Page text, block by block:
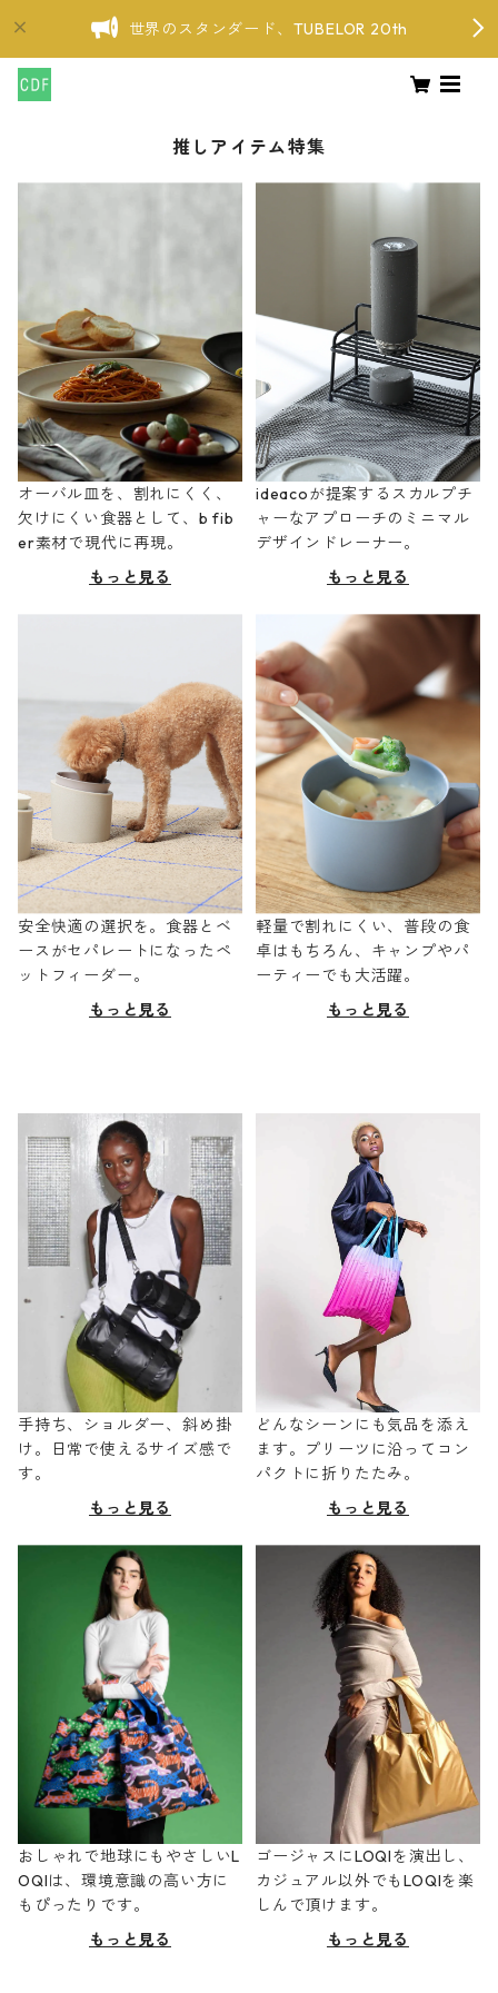
世界のスタンダード、TUBELOR 20th
推しアイテム特集
オーバル皿を、割れにくく、
欠けにくい食器として、b fib
er素材で現代に再現。
もっと見る
ideacoが提案するスカルプチ
ャーなアプローチのミニマル
デザインドレーナー。
もっと見る
安全快適の選択を。食器とベ
ースがセパレートになったペ
ットフィーダー。
もっと見る
軽量で割れにくい、普段の食
卓はもちろん、キャンプやパ
ーティーでも大活躍。
もっと見る
手持ち、ショルダー、斜め掛
け。日常で使えるサイズ感で
す。
もっと見る
どんなシーンにも気品を添え
ます。プリーツに沿ってコン
パクトに折りたたみ。
もっと見る
おしゃれで地球にもやさしいL
OQIは、環境意識の高い方に
もぴったりです。
もっと見る
ゴージャスにLOQIを演出し、
カジュアル以外でもLOQIを楽
しんで頂けます。
もっと見る